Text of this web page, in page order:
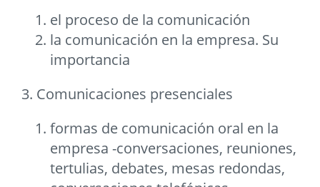
el proceso de la comunicación
la comunicación en la empresa. Su
importancia
3. Comunicaciones presenciales
formas de comunicación oral en la
empresa -conversaciones, reuniones,
tertulias, debates, mesas redondas,